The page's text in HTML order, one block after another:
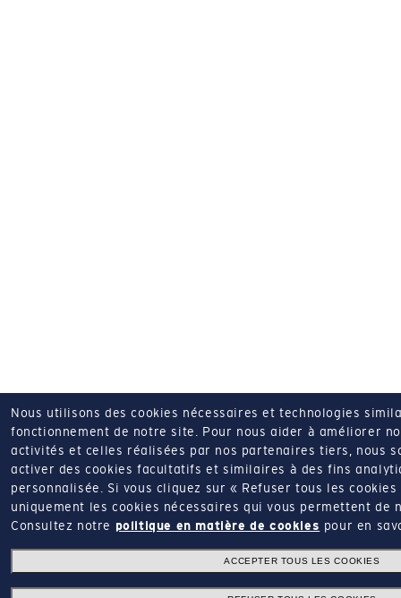
Nous utilisons des cookies nécessaires et technologies
fonctionnement de notre site. Pour nous aider à améliorer
activités et celles réalisées par nos partenaires tiers, nous
activer des cookies facultatifs et similaires à des fins
personnalisée.
Si vous cliquez sur « Refuser tous les
uniquement les cookies nécessaires qui vous permettent
Consultez notre politique en matière de cookies pour en
ACCEPTER TOUS LES COOKIES